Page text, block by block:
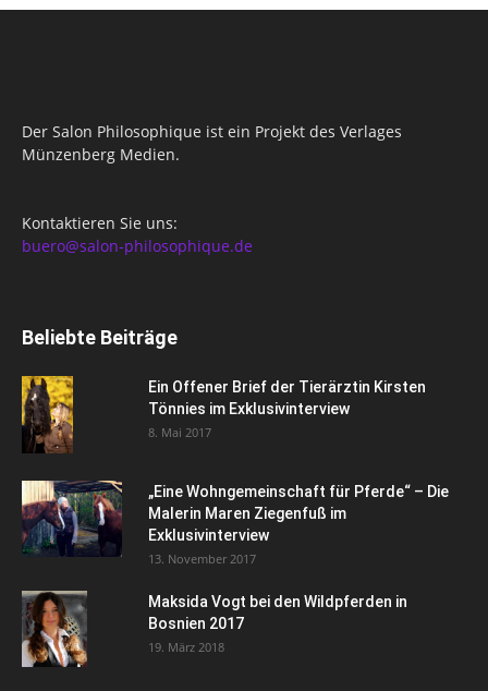
Der Salon Philosophique ist ein Projekt des Verlages
Münzenberg Medien.
Kontaktieren Sie uns:
buero@salon-philosophique.de
Beliebte Beiträge
Ein Offener Brief der Tierärztin Kirsten
Tönnies im Exklusivinterview
8. Mai 2017
„Eine Wohngemeinschaft für Pferde“ – Die
Malerin Maren Ziegenfuß im
Exklusivinterview
13. November 2017
Maksida Vogt bei den Wildpferden in
Bosnien 2017
19. März 2018